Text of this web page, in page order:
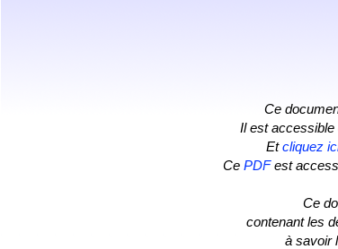
Ce
Il est accessible
Etcliquez
Ce PDFest
Ce
contenant les
à savoir